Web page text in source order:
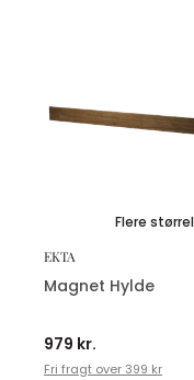
Flere
EKTA
Magnet Hylde
979 kr.
Fri fragt over 399 kr